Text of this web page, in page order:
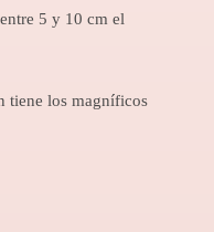
5 y 10 cm el
tiene los magníficos